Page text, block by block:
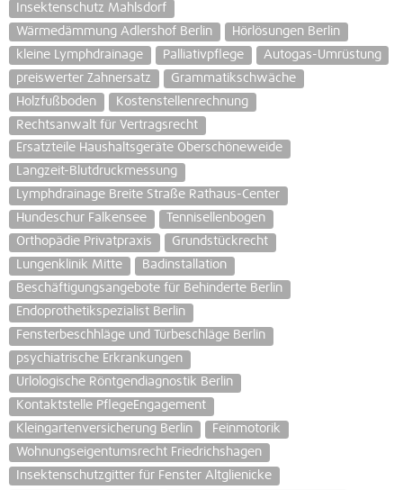
Insektenschutz Mahlsdorf
Wärmedämmung Adlershof Berlin
Hörlösungen Berlin
kleine Lymphdrainage
Palliativpflege
Autogas-Umrüstung
preiswerter Zahnersatz
Grammatikschwäche
Holzfußboden
Kostenstellenrechnung
Rechtsanwalt für Vertragsrecht
Ersatzteile Haushaltsgeräte Oberschöneweide
Langzeit-Blutdruckmessung
Lymphdrainage Breite Straße Rathaus-Center
Hundeschur Falkensee
Tennisellenbogen
Orthopädie Privatpraxis
Grundstückrecht
Lungenklinik Mitte
Badinstallation
Beschäftigungsangebote für Behinderte Berlin
Endoprothetikspezialist Berlin
Fensterbeschhläge und Türbeschläge Berlin
psychiatrische Erkrankungen
Urlologische Röntgendiagnostik Berlin
Kontaktstelle PflegeEngagement
Kleingartenversicherung Berlin
Feinmotorik
Wohnungseigentumsrecht Friedrichshagen
Insektenschutzgitter für Fenster Altglienicke